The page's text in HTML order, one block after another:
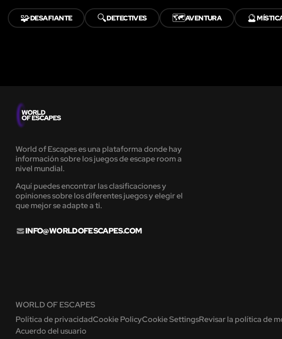
🧩DESAFIANTE 🔍DETECTIVES 🗺️AVENTURA 🔮
World of Escapes es una plataforma donde hay
información sobre los juegos de escape room a
nivel mundial.
Aquí puedes encontrar las clasificaciones y
opiniones sobre los diferentes juegos y elegir el
que mejor se adapte a ti.
INFO@WORLDOFESCAPES.COM
WORLD OF ESCAPES
Política de privacidadCookie PolicyCookie SettingsRevisar la política de
Acuerdo del usuario